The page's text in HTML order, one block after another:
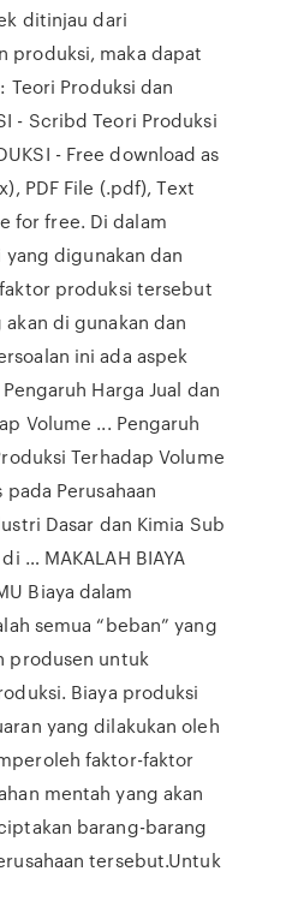
ditinjau dari
produksi, maka dapat
Produksi dan
- Scribd Teori Produksi
- Free download as
PDF File (.pdf), Text
for free. Di dalam
digunakan dan
produksi tersebut
di gunakan dan
ini ada aspek
Harga Jual dan
Volume ... Pengaruh
Terhadap Volume
Perusahaan
Dasar dan Kimia Sub
… MAKALAH BIAYA
Biaya dalam
semua “beban” yang
produsen untuk
Biaya produksi
yang dilakukan oleh
faktor-faktor
mentah yang akan
barang-barang
tersebut.Untuk